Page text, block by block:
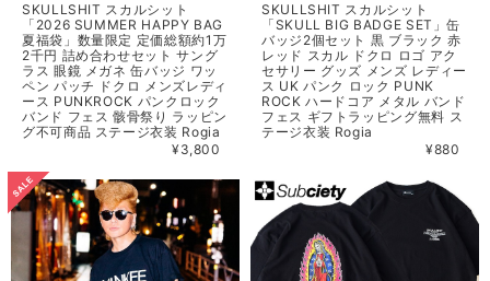
SKULLSHIT スカルシット
「2026 SUMMER HAPPY BAG
夏福袋」数量限定 定価総額約1万
2千円 詰め合わせセット サング
ラス 眼鏡 メガネ 缶バッジ ワッ
ペン パッチ ドクロ メンズレディ
ース PUNKROCK パンクロック
バンド フェス 骸骨祭り ラッピン
グ不可商品 ステージ衣装 Rogia
¥3,800
SKULLSHIT スカルシット
「SKULL BIG BADGE SET」缶
バッジ2個セット 黒 ブラック 赤
レッド スカル ドクロ ロゴ アク
セサリー グッズ メンズ レディー
ス UK パンク ロック PUNK
ROCK ハードコア メタル バンド
フェス ギフトラッピング無料 ス
テージ衣装 Rogia
¥880